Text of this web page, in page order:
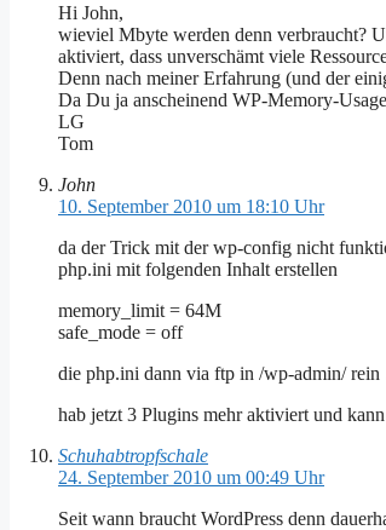
Hi John,
wieviel Mbyte werden denn verbraucht?
aktiviert, dass unverschämt viele
Denn nach meiner Erfahrung (und der
Da Du ja anscheinend WP-Memory-
LG
Tom
John
10. September 2010 um 18:10 Uhr
da der Trick mit der wp-config nicht
php.ini mit folgenden Inhalt erstellen
memory_limit = 64M
safe_mode = off
die php.ini dann via ftp in /wp-admin/
hab jetzt 3 Plugins mehr aktiviert und
Schuhabtropfschale
24. September 2010 um 00:49 Uhr
Seit wann braucht WordPress denn